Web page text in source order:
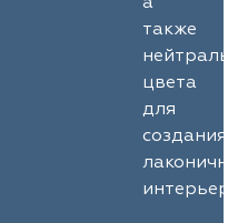
также
цвета
для
создания